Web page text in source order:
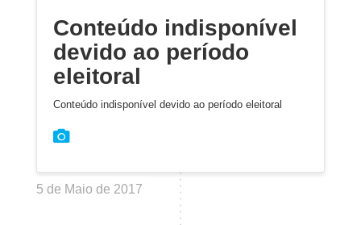
Conteúdo indisponível
devido ao período
eleitoral
Conteúdo indisponível devido ao período eleitoral
5 de Maio de 2017